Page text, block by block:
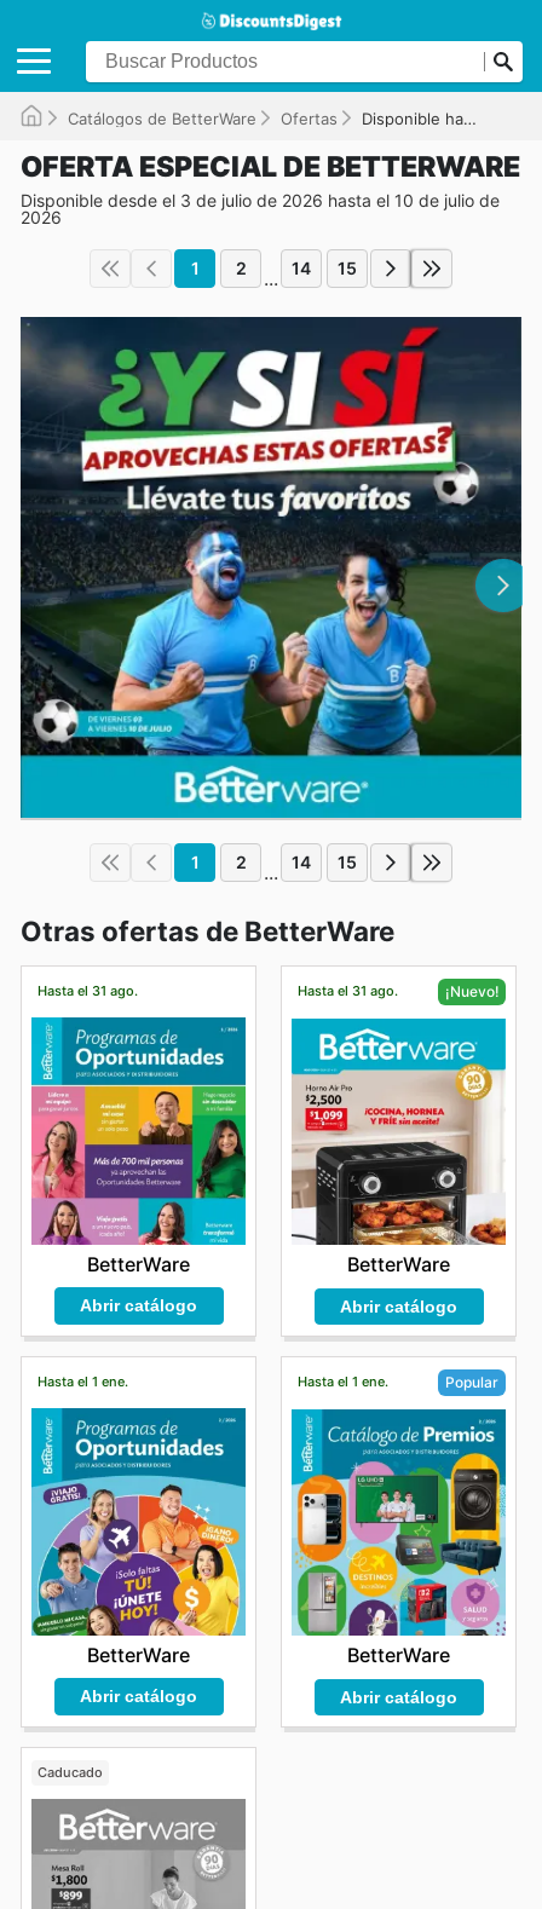
Catálogos de BetterWare Ofertas Disponible hasta el 10/07/2026
OFERTA ESPECIAL DE BETTERWARE
Disponible desde el 3 de julio de 2026 hasta el 10 de julio de
2026
1 2 ... 14 15
1 2 ... 14 15
Otras ofertas de BetterWare
Hasta el 31 ago.
BetterWare
Abrir catálogo
Hasta el 31 ago. ¡Nuevo!
BetterWare
Abrir catálogo
Hasta el 1 ene.
BetterWare
Abrir catálogo
Hasta el 1 ene. Popular
BetterWare
Abrir catálogo
Caducado